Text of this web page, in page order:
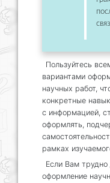
Пользуйтесь
вариантами
научных работ,
конкретные
с информацией,
оформлять,
рамках
Если Вам трудно
оформление